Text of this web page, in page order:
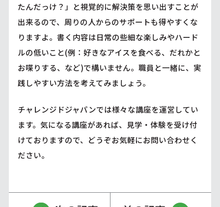
たんだっけ？」と視覚的に解決策を思い出すことが
出来るので、周りの人からのサポートも得やすくな
りますよ。書く内容は日常の些細な楽しみやハード
ルの低いこと(例：好きなアイスを食べる、だれかと
お喋りする、など)で構いません。職員と一緒に、実
践しやすい方法を考えてみましょう。
チャレンジドジャパンでは様々な講座を運営してい
ます。気になる講座があれば、見学・体験を受け付
けておりますので、どうぞお気軽にお問い合わせく
ださい。